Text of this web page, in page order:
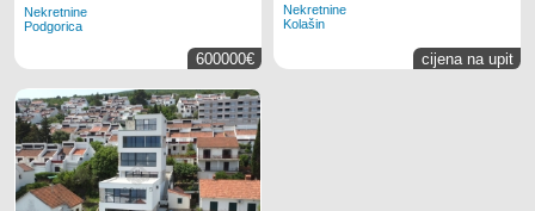
Nekretnine
Podgorica
600000€
Nekretnine
Kolašin
cijena na upit